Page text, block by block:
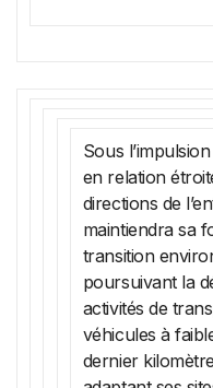
Sous l’impulsion de Caroline Elisseche et
en relation
directions de
maintiendra sa
transition
poursuivant la
activités de
véhicules à
dernier